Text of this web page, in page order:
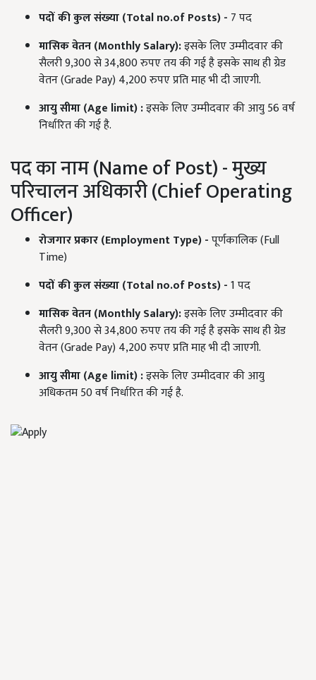
पदोंकीकुलसंख्या(Total no.of Posts) - 7 पद
मासिकवेतन(Monthly Salary):इसके लिए उम्मीदवार की
सैलरी 9,300 से 34,800 रुपए तय की गई है इसके साथ ही ग्रेड
वेतन (Grade Pay) 4,200 रुपए प्रति माह भी दी जाएगी.
आयुसीमा(Age limit) :इसके लिए उम्मीदवार की आयु 56 वर्ष
निर्धारित की गई है.
पद का नाम (Name of Post) - मुख्य
परिचालन अधिकारी (Chief Operating
Officer)
रोजगारप्रकार(Employment Type) -पूर्णकालिक (Full
Time)
पदोंकीकुलसंख्या(Total no.of Posts) -1 पद
मासिकवेतन(Monthly Salary):इसके लिए उम्मीदवार की
सैलरी 9,300 से 34,800 रुपए तय की गई है इसके साथ ही ग्रेड
वेतन (Grade Pay) 4,200 रुपए प्रति माह भी दी जाएगी.
आयुसीमा(Age limit) :इसके लिए उम्मीदवार की आयु
अधिकतम 50 वर्ष निर्धारित की गई है.